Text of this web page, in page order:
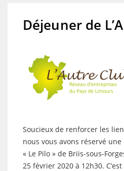
Déjeuner de
Soucieux de renforcer les
nous vous avons réservé
« Le Pilo » de Briis-sous-
25 février 2020 à 12h30.